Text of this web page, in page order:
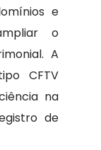
e
o
A
CFTV
na
de